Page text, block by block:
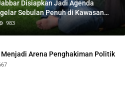
Disiapkan Jadi Agenda
Sebulan Penuh di Kawasan
Jabbar
983
Menjadi Arena Penghakiman Politik